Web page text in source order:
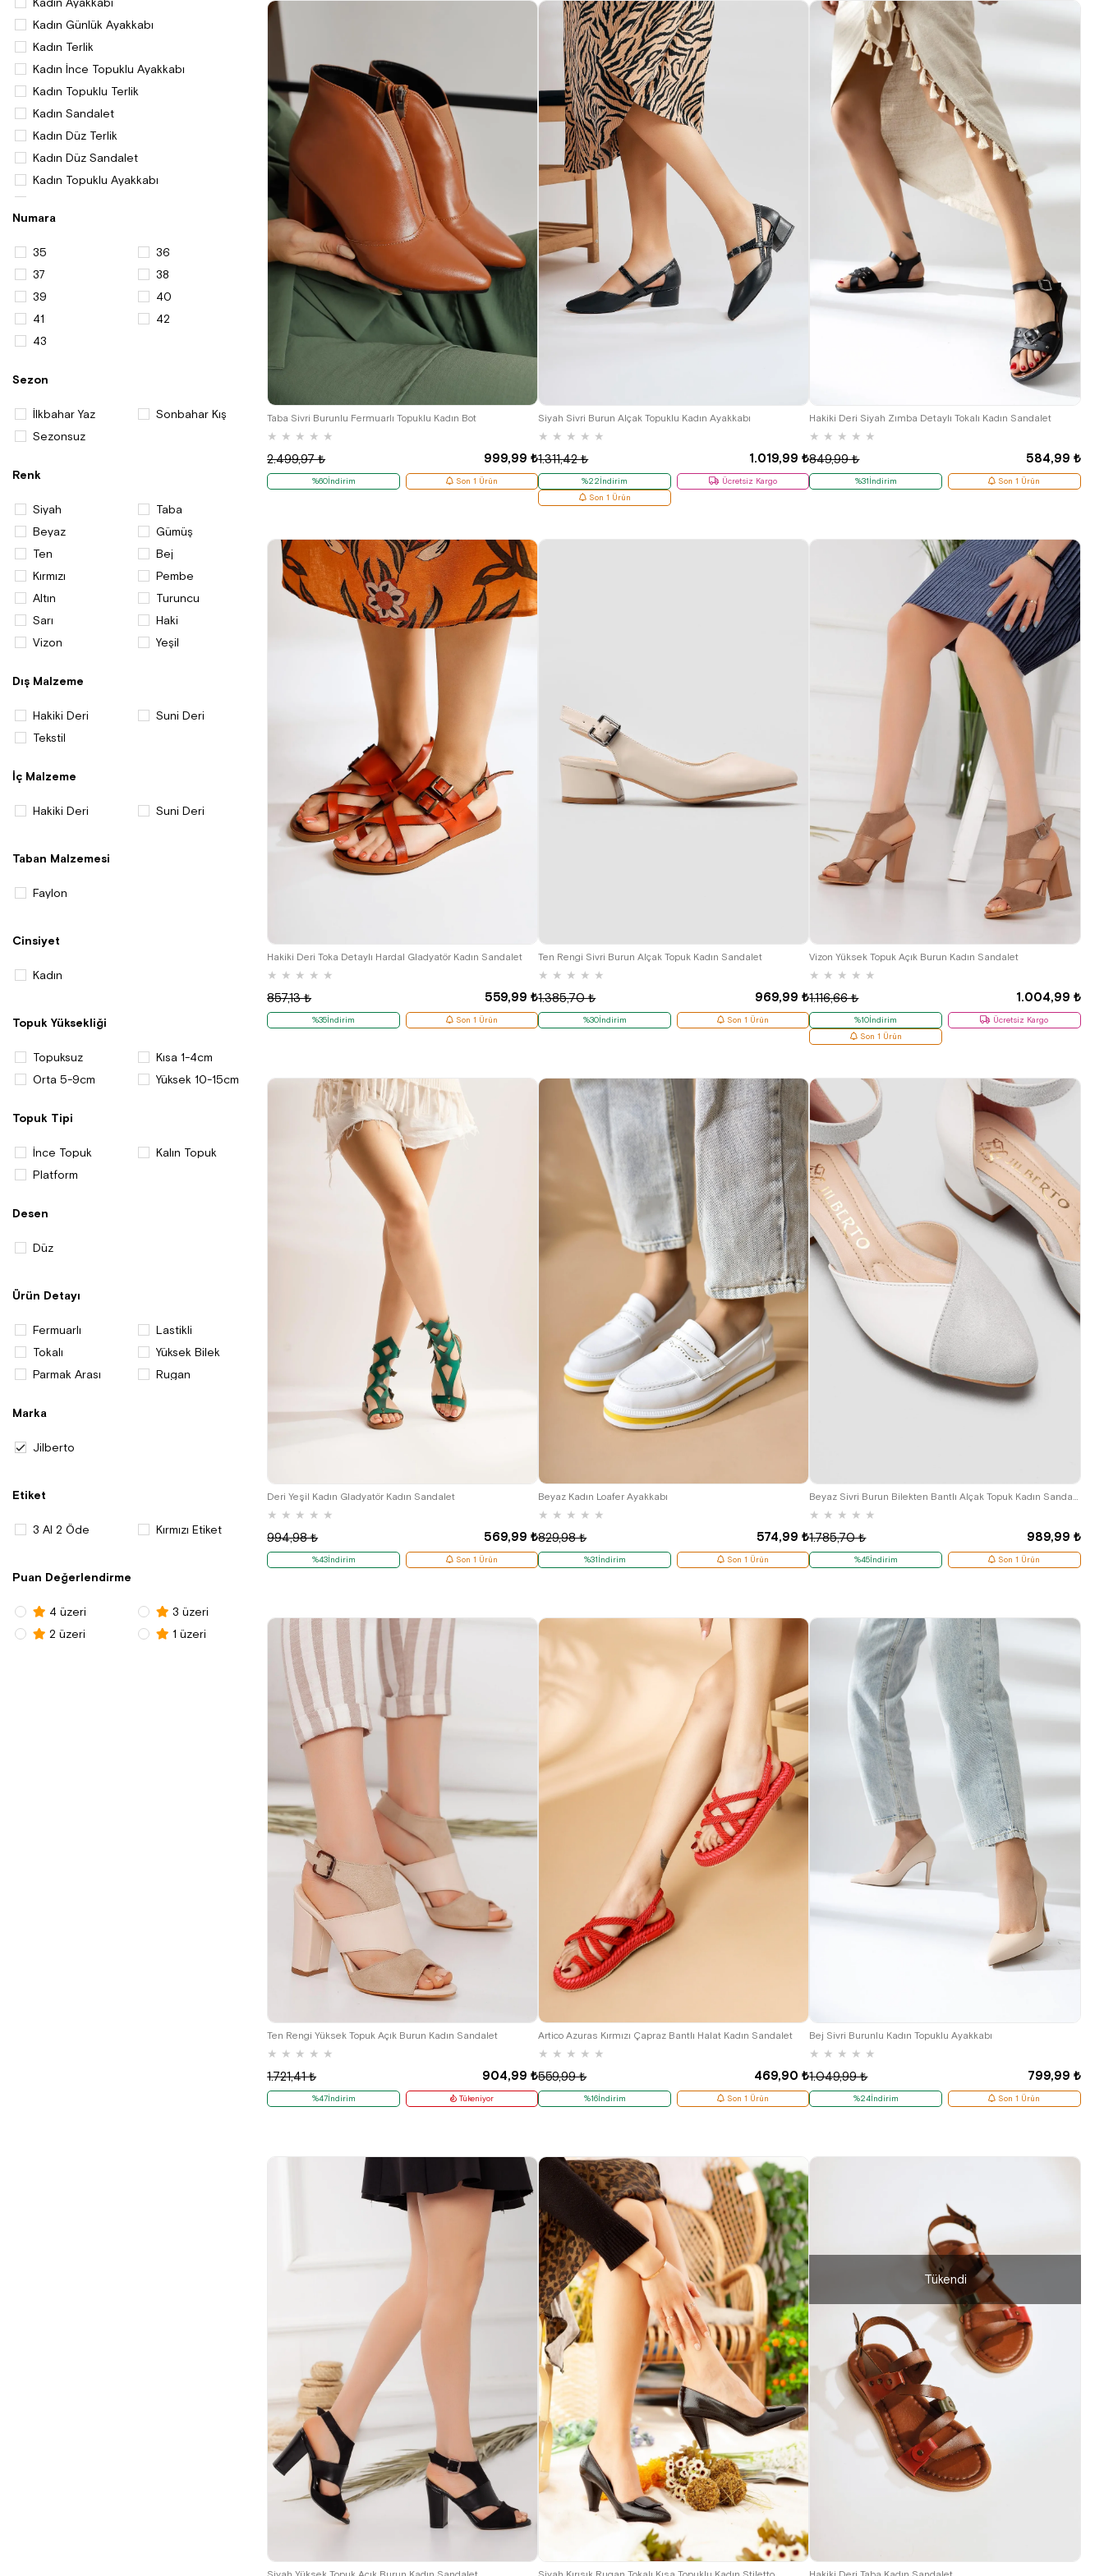
Kadın Günlük Ayakkabı
Kadın Terlik
Kadın İnce Topuklu Ayakkabı
Kadın Topuklu Terlik
Kadın Sandalet
Kadın Düz Terlik
Kadın Düz Sandalet
Kadın Topuklu Ayakkabı
Kadın Platform Topuklu Ayakkabı
Kadın Loafer Ayakkabı
Kadın Bot ve Çizme
Kadın Stiletto
Kadın Abiye Ayakkabı
Kadın Terlik ve Sandalet
Gelinlik Ayakkabı ve Aksesuar
Numara
35
36
37
38
39
40
41
42
43
Sezon
İlkbahar Yaz
Sonbahar Kış
Sezonsuz
Renk
Siyah
Taba
Beyaz
Gümüş
Ten
Bej
Kırmızı
Pembe
Altın
Turuncu
Sarı
Haki
Vizon
Yeşil
Dış Malzeme
Hakiki Deri
Suni Deri
Tekstil
İç Malzeme
Hakiki Deri Suni Deri
Taban Malzemesi
Faylon
Cinsiyet
Kadın
Topuk Yüksekliği
Topuksuz
Kısa 1-4cm
Orta 5-9cm
Yüksek 10-15cm
Topuk Tipi
İnce Topuk
Kalın Topuk
Platform
Desen
Düz
Ürün Detayı
Fermuarlı
Lastikli
Tokalı
Yüksek Bilek
Parmak Arası
Rugan
Marka
Jilberto
Etiket
3 Al 2 Öde Kırmızı Etiket
Puan Değerlendirme
4 üzeri
3 üzeri
2 üzeri
1 üzeri
Taba Sivri Burunlu Fermuarlı Topuklu Kadın Bot
★ ★ ★ ★ ★
999,99 ₺
2.499,97 ₺
%60İndirim Son 1 Ürün
38
Siyah Sivri Burun Alçak Topuklu Kadın Ayakkabı
★ ★ ★ ★ ★
1.019,99 ₺
1.311,42 ₺
%22İndirim
Ücretsiz Kargo
Son 1 Ürün
Hakiki Deri Siyah Zımba Detaylı Tokalı Kadın Sandalet
★ ★ ★ ★ ★
584,99 ₺
849,99 ₺
%31İndirim Son 1 Ürün
Hakiki Deri Toka Detaylı Hardal Gladyatör Kadın Sandalet
★ ★ ★ ★ ★
559,99 ₺
857,13 ₺
%35İndirim Son 1 Ürün
Ten Rengi Sivri Burun Alçak Topuk Kadın Sandalet
★ ★ ★ ★ ★
969,99 ₺
1.385,70 ₺
%30İndirim Son 1 Ürün
Vizon Yüksek Topuk Açık Burun Kadın Sandalet
★ ★ ★ ★ ★
1.004,99 ₺
1.116,66 ₺
%10İndirim
Ücretsiz Kargo
Son 1 Ürün
Deri Yeşil Kadın Gladyatör Kadın Sandalet
★ ★ ★ ★ ★
569,99 ₺
994,98 ₺
%43İndirim Son 1 Ürün
Beyaz Kadın Loafer Ayakkabı
★ ★ ★ ★ ★
574,99 ₺
829,98 ₺
%31İndirim Son 1 Ürün
★ ★ ★ ★ ★
989,99 ₺
1.785,70 ₺
%45İndirim Son 1 Ürün
Ten Rengi Yüksek Topuk Açık Burun Kadın Sandalet
★ ★ ★ ★ ★
904,99 ₺
1.721,41 ₺
%47İndirim Tükeniyor
Artico Azuras Kırmızı Çapraz Bantlı Halat Kadın Sandalet
★ ★ ★ ★ ★
469,90 ₺
559,99 ₺
%16İndirim Son 1 Ürün
Bej Sivri Burunlu Kadın Topuklu Ayakkabı
★ ★ ★ ★ ★
799,99 ₺
1.049,99 ₺
%24İndirim Son 1 Ürün
36 41
Tükendi